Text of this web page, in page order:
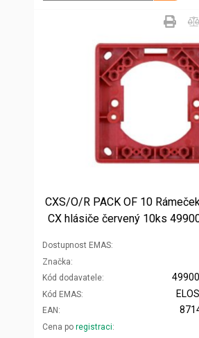
CXS/O/R PACK OF 10
CX hlásiče červený 10ks
Dostupnost EMAS
Značka
Kód dodavatele
Kód EMAS
EAN
Cena po registraci